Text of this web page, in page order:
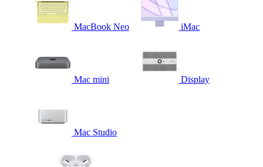
MacBook Neo iMac
Mac mini Display
Mac Studio